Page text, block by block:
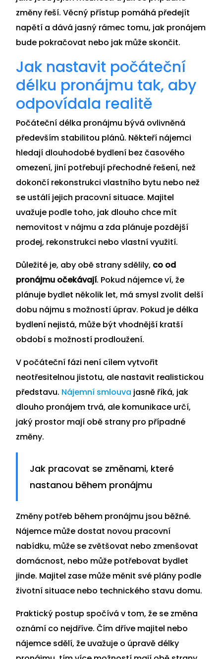
změny řeší. Věcný přístup pomáhá předejít
napětí a dává jasný rámec tomu, jak pronájem
bude pokračovat nebo jak může skončit.
Jak nastavit počáteční
délku pronájmu tak, aby
odpovídala realitě
Počáteční délka pronájmu bývá ovlivněná
především stabilitou plánů. Někteří nájemci
hledají dlouhodobé bydlení bez časového
omezení, jiní potřebují přechodné řešení, než
dokončí rekonstrukci vlastního bytu nebo než
se ustálí jejich pracovní situace. Majitel
uvažuje podle toho, jak dlouho chce mít
nemovitost v nájmu a zda plánuje pozdější
prodej, rekonstrukci nebo vlastní využití.
Důležité je, aby obě strany sdělily, co od
pronájmu očekávají. Pokud nájemce ví, že
plánuje bydlet několik let, má smysl zvolit delší
dobu nájmu s možností úprav. Pokud je délka
bydlení nejistá, může být vhodnější kratší
období s možností prodloužení.
V počáteční fázi není cílem vytvořit
neotřesitelnou jistotu, ale nastavit realistickou
představu. Nájemní smlouva jasně říká, jak
dlouho pronájem trvá, ale komunikace určí,
jaký prostor mají obě strany pro případné
změny.
Jak pracovat se změnami, které
nastanou během pronájmu
Změny potřeb během pronájmu jsou běžné.
Nájemce může dostat novou pracovní
nabídku, může se zvětšovat nebo zmenšovat
domácnost, nebo může potřebovat bydlet
jinde. Majitel zase může měnit své plány podle
životní situace nebo technického stavu domu.
Praktický postup spočívá v tom, že se změna
oznámí co nejdříve. Čím dříve majitel nebo
nájemce sdělí, že uvažuje o úpravě délky